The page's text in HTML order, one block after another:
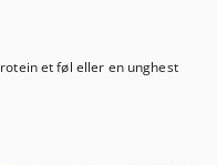
et føl eller en unghest